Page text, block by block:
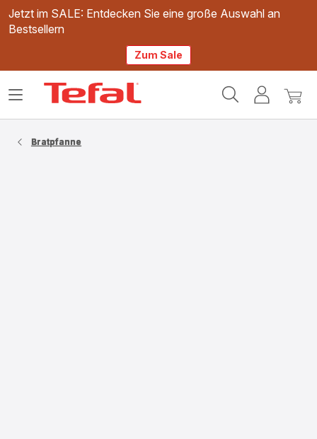
Jetzt im SALE: Entdecken Sie eine große Auswahl an
Bestsellern
Zum Sale
Mein
Mein
Das
Bratpfanne